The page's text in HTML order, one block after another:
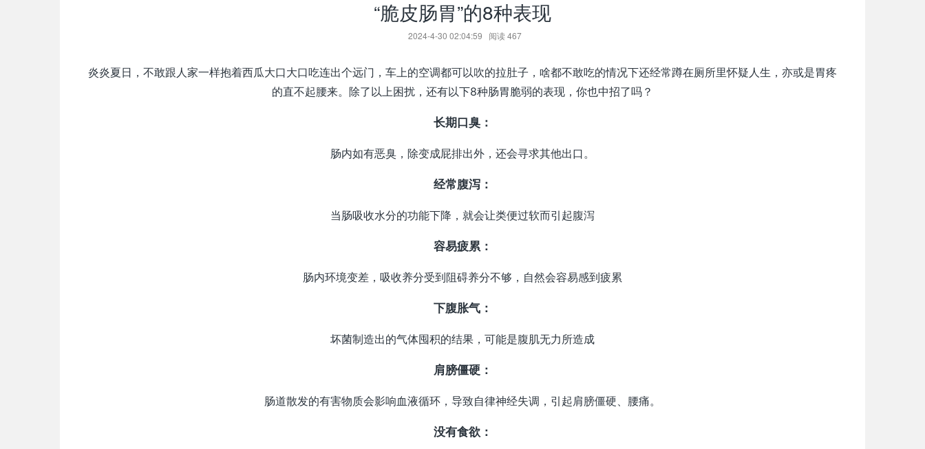
“脆皮肠胃”的8种表现
2024-4-30 02:04:59 阅读467
炎炎夏日，不敢跟人家一样抱着西瓜大口大口吃连出个远门，车上的空调都可以吹的拉肚子，啥都不敢吃的情况下还经常蹲在厕所里怀疑人生，亦或是胃疼
的直不起腰来。除了以上困扰，还有以下8种肠胃脆弱的表现，你也中招了吗？
长期口臭：
肠内如有恶臭，除变成屁排出外，还会寻求其他出口。
经常腹泻：
当肠吸收水分的功能下降，就会让类便过软而引起腹泻
容易疲累：
肠内环境变差，吸收养分受到阻碍养分不够，自然会容易感到疲累
下腹胀气：
坏菌制造出的气体囤积的结果，可能是腹肌无力所造成
肩膀僵硬：
肠道散发的有害物质会影响血液循环，导致自律神经失调，引起肩膀僵硬、腰痛。
没有食欲：